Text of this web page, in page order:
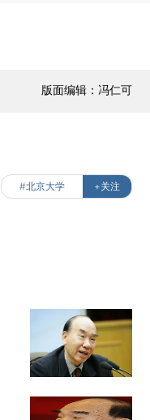
版面编辑：冯仁可
#北京大学 +关注